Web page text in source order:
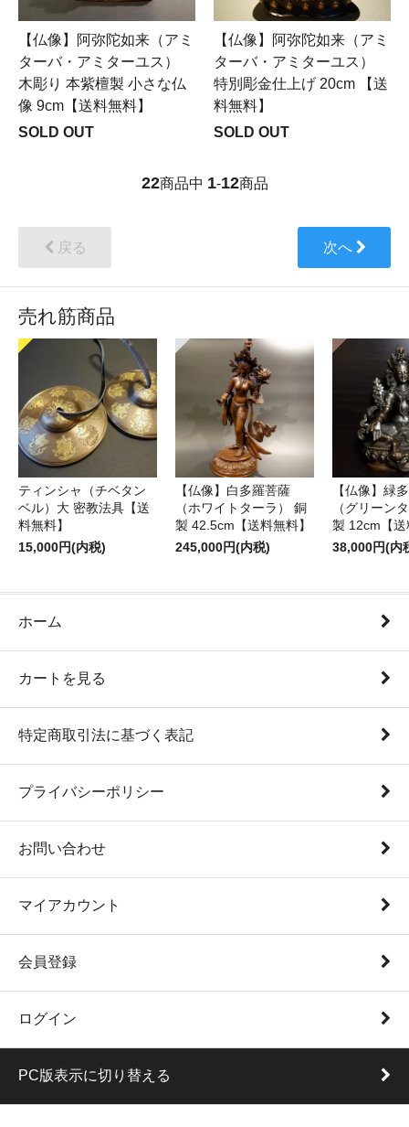
【仏像】阿弥陀如来（アミ
ターバ・アミターユス）
木彫り 本紫檀製 小さな仏
像 9cm【送料無料】
SOLD OUT
【仏像】阿弥陀如来（アミ
ターバ・アミターユス）
特別彫金仕上げ 20cm 【送
料無料】
SOLD OUT
22商品中 1-12商品
戻る 次へ
売れ筋商品
ティンシャ（チベタン
ベル）大 密教法具【送
料無料】
15,000円(内税)
【仏像】白多羅菩薩
（ホワイトターラ） 銅
製 42.5cm【送料無料】
245,000円(内税)
【仏像】緑
（グリーン
製 12cm【
38,000円(内
ホーム
カートを見る
特定商取引法に基づく表記
プライバシーポリシー
お問い合わせ
マイアカウント
会員登録
ログイン
PC版表示に切り替える